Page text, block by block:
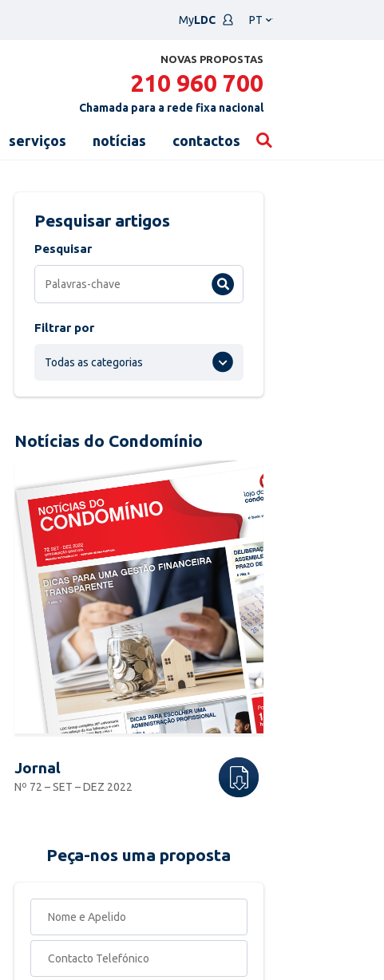
MyLDC
um
NOVAS PROPOSTAS
210 960 700
Chamada para a rede fixa nacional
serviços notícias contactos
Pesquisar artigos
Pesquisar
Filtrar por
Todas as categorias
Notícias do Condomínio
Jornal
Nº 72 – SET – DEZ 2022
Peça-nos uma proposta